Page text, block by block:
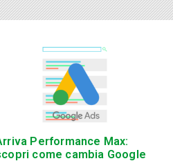
Performance Max:
come cambia Google